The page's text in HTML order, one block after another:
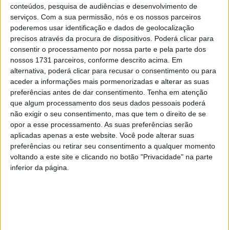
conteúdos, pesquisa de audiências e desenvolvimento de
serviços. Com a sua permissão, nós e os nossos parceiros
poderemos usar identificação e dados de geolocalização
precisos através da procura de dispositivos. Poderá clicar para
consentir o processamento por nossa parte e pela parte dos
nossos 1731 parceiros, conforme descrito acima. Em
alternativa, poderá clicar para recusar o consentimento ou para
aceder a informações mais pormenorizadas e alterar as suas
preferências antes de dar consentimento. Tenha em atenção
que algum processamento dos seus dados pessoais poderá
não exigir o seu consentimento, mas que tem o direito de se
opor a esse processamento. As suas preferências serão
aplicadas apenas a este website. Você pode alterar suas
preferências ou retirar seu consentimento a qualquer momento
voltando a este site e clicando no botão "Privacidade" na parte
inferior da página.
FM ou em www.968.fm.
Pub
TAGS Castro Daire Marco Meneses Natação
Artigo anterior